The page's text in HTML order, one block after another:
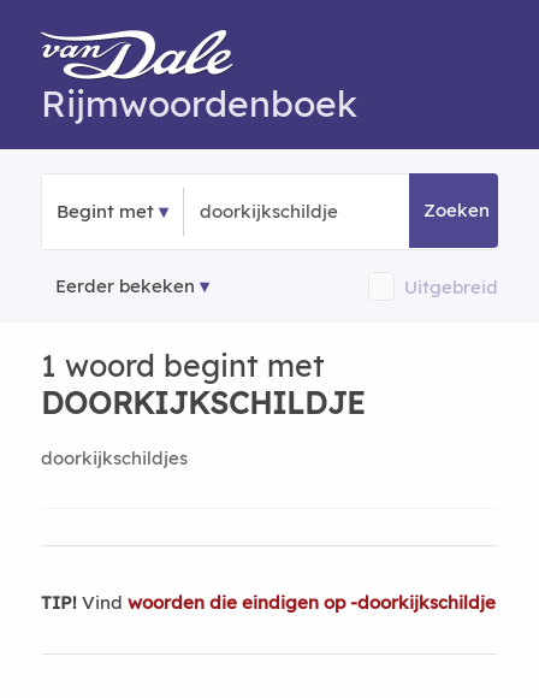
Rijmwoordenboek
Begint met Zoeken
Eerder bekeken Uitgebreid
1 woord begint met
DOORKIJKSCHILDJE
doorkijkschildjes
TIP!Vind woorden die eindigen op -doorkijkschildje